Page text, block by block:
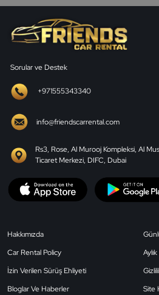
Sorular ve Destek
+971555343340
info@friendscarrental.com
Rs3, Rose, Al Murooj Kompleksi, Al
Ticaret Merkezi, DIFC, Dubai
Hakkımızda
Car Rental Policy
İzin Verilen Sürüş Ehliyeti
Bloglar Ve Haberler
Site